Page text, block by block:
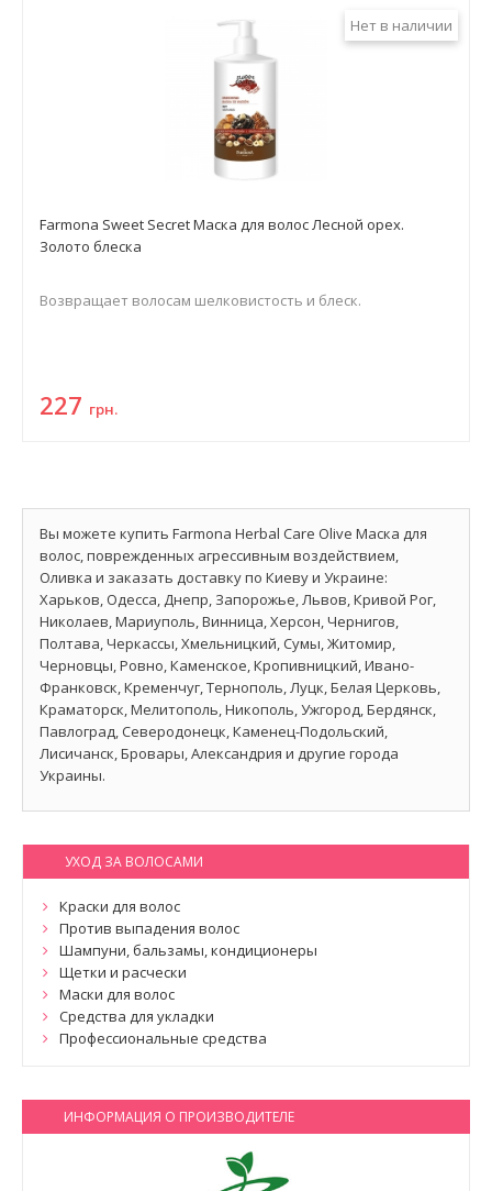
Нет в наличии
Farmona Sweet Secret Маска для волос Лесной орех.
Золото блеска
Возвращает волосам шелковистость и блеск.
227 грн.
Вы можете купить Farmona Herbal Care Olive Маска для
волос, поврежденных агрессивным воздействием,
Оливка и заказать доставку по Киеву и Украине:
Харьков, Одесса, Днепр, Запорожье, Львов, Кривой Рог,
Николаев, Мариуполь, Винница, Херсон, Чернигов,
Полтава, Черкассы, Хмельницкий, Сумы, Житомир,
Черновцы, Ровно, Каменское, Кропивницкий, Ивано-
Франковск, Кременчуг, Тернополь, Луцк, Белая Церковь,
Краматорск, Мелитополь, Никополь, Ужгород, Бердянск,
Павлоград, Северодонецк, Каменец-Подольский,
Лисичанск, Бровары, Александрия и другие города
Украины.
УХОД ЗА ВОЛОСАМИ
Краски для волос
Против выпадения волос
Шампуни, бальзамы, кондиционеры
Щетки и расчески
Маски для волос
Средства для укладки
Профессиональные средства
ИНФОРМАЦИЯ О ПРОИЗВОДИТЕЛЕ